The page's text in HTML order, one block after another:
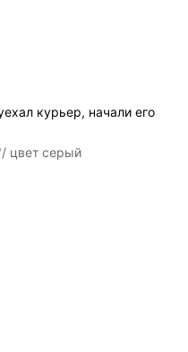
курьер, начали его
цвет серый